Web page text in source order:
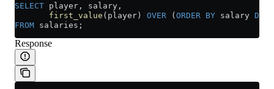
SELECT player, salary,
       first_value
(player) OVER ( ORDER BY salary DESC
FROM salaries;
Response